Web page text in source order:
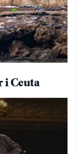
i Ceuta